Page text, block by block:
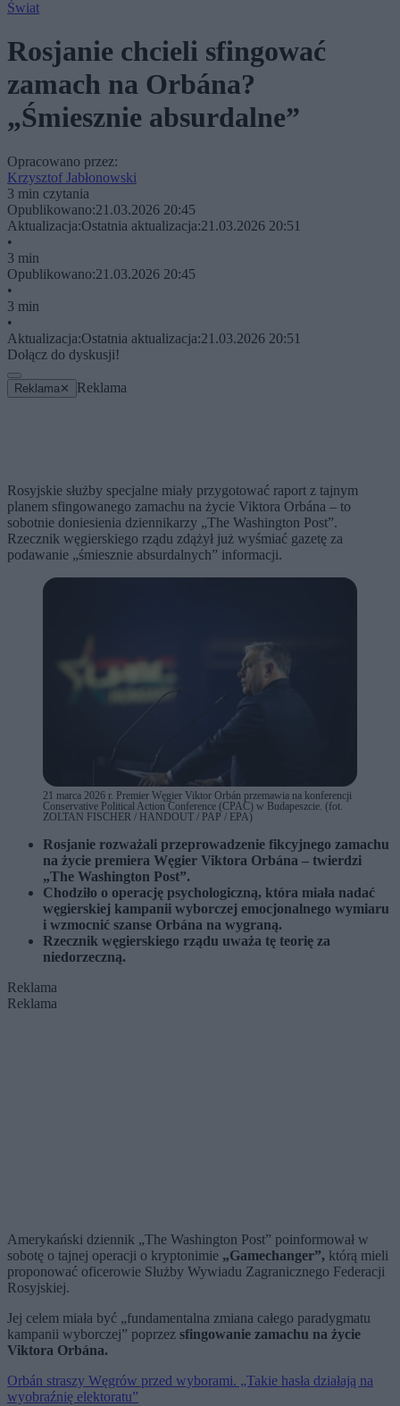
Świat
Rosjanie chcieli sfingować
zamach na Orbána?
„Śmiesznie absurdalne”
Opracowano przez:
Krzysztof Jabłonowski
3 min czytania
Opublikowano:21.03.2026 20:45
Aktualizacja:Ostatnia aktualizacja:21.03.2026 20:51
•
3 min
Opublikowano:21.03.2026 20:45
•
3 min
•
Aktualizacja:Ostatnia aktualizacja:21.03.2026 20:51
Dołącz do dyskusji!
Reklama ✕ Reklama
Rosyjskie służby specjalne miały przygotować raport z tajnym
planem sfingowanego zamachu na życie Viktora Orbána – to
sobotnie doniesienia dziennikarzy „The Washington Post”.
Rzecznik węgierskiego rządu zdążył już wyśmiać gazetę za
podawanie „śmiesznie absurdalnych” informacji.
21 marca 2026 r. Premier Węgier Viktor Orbán przemawia na konferencji
Conservative Political Action Conference (CPAC) w Budapeszcie. (fot.
ZOLTAN FISCHER / HANDOUT / PAP / EPA)
Rosjanie rozważali przeprowadzenie fikcyjnego zamachu
na życie premiera Węgier Viktora Orbána – twierdzi
„The Washington Post”.
Chodziło o operację psychologiczną, która miała nadać
węgierskiej kampanii wyborczej emocjonalnego wymiaru
i wzmocnić szanse Orbána na wygraną.
Rzecznik węgierskiego rządu uważa tę teorię za
niedorzeczną.
Reklama
Reklama
Amerykański dziennik „The Washington Post” poinformował w
sobotę o tajnej operacji o kryptonimie „Gamechanger”, którą mieli
proponować oficerowie Służby Wywiadu Zagranicznego Federacji
Rosyjskiej.
Jej celem miała być „fundamentalna zmiana całego paradygmatu
kampanii wyborczej” poprzez sfingowanie zamachu na życie
Viktora Orbána.
Orbán straszy Węgrów przed wyborami. „Takie hasła działają na
wyobraźnię elektoratu”